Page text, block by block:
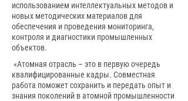
использованием интеллектуальных методов и
новых методических материалов для
обеспечения и проведения мониторинга,
контроля и диагностики промышленных
объектов.
«Атомная отрасль – это в первую очередь
квалифицированные кадры. Совместная
работа поможет сохранить и передать опыт и
знания поколений в атомной промышленности